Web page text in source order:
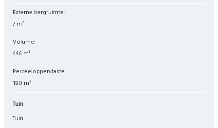
Externe bergruimte:
7 m²
Volume:
446 m³
Perceeloppervlakte:
180 m²
Tuin
Tuin: